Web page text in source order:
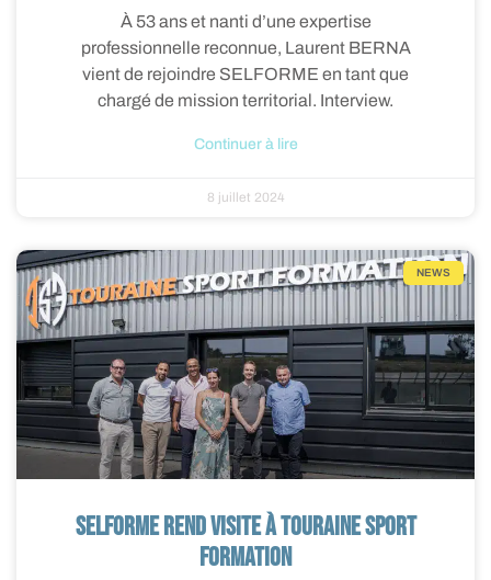
À 53 ans et nanti d’une expertise
professionnelle reconnue, Laurent BERNA
vient de rejoindre SELFORME en tant que
chargé de mission territorial. Interview.
Continuer à lire
8 juillet 2024
NEWS
SELFORME rend visite à Touraine Sport
Formation